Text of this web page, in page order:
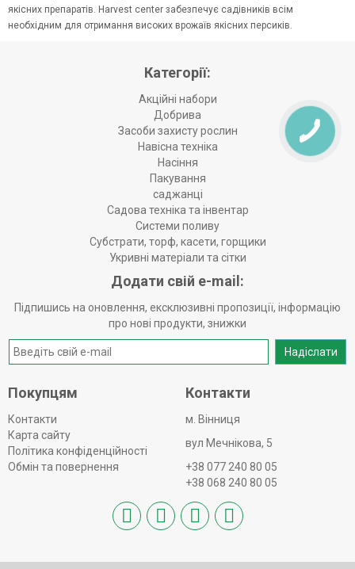
якісних препаратів. Harvest center забезпечує садівників всім
необхідним для отримання високих врожаїв якісних персиків.
Категорії:
Акційні набори
Добрива
Засоби захисту рослин
Навісна техніка
Насіння
Пакування
саджанці
Садова техніка та інвентар
Системи поливу
Субстрати, торф, касети, горщики
Укривні матеріали та сітки
Додати свій e-mail:
Підпишись на оновлення, ексклюзивні пропозиції, інформацію
про нові продукти, знижки
Надіслати
Покупцям
Контакти
Карта сайту
Політика конфіденційності
Обмін та повернення
Контакти
м. Вінниця
вул Мечнікова, 5
+38 077 240 80 05
+38 068 240 80 05